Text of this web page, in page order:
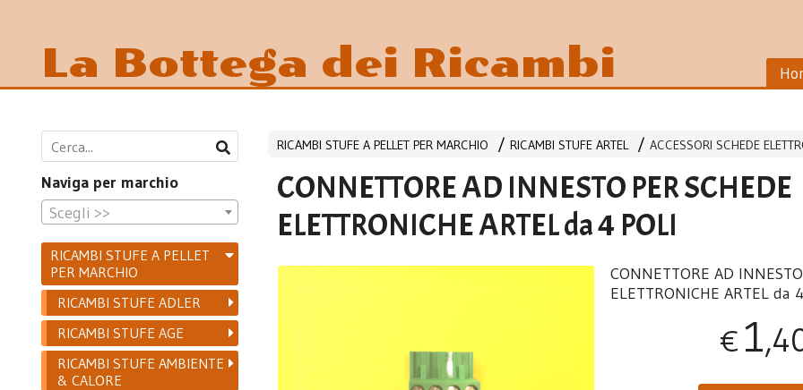
La Bottega dei Ricambi
RICAMBI STUFE A PELLET PER MARCHIO RICAMBI STUFE ARTEL ACCESSORI SCHEDE
CONNETTORE AD INNESTO PER SCHEDE
ELETTRONICHE ARTEL da 4 POLI
CONNETTORE AD INNESTO
ELETTRONICHE ARTEL da
€1
Naviga per marchio
Scegli >>
RICAMBI STUFE A PELLET
PER MARCHIO
RICAMBI STUFE ADLER
RICAMBI STUFE AGE
RICAMBI STUFE AMBIENTE
& CALORE